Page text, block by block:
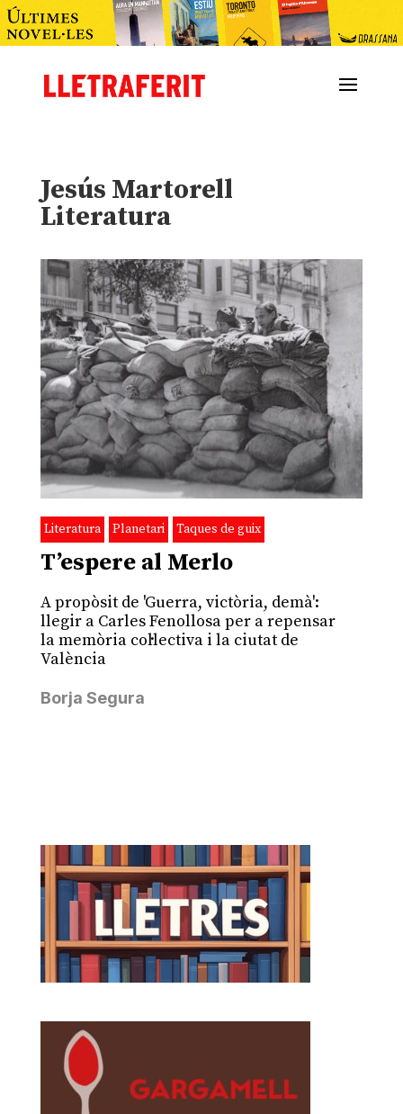
Jesús Martorell
Literatura
Literatura Planetari Taques de guix
T’espere al Merlo
A propòsit de 'Guerra, victòria, demà':
llegir a Carles Fenollosa per a repensar
la memòria col·lectiva i la ciutat de
València
Borja Segura